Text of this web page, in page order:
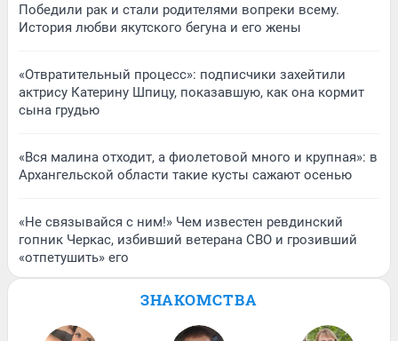
Победили рак и стали родителями вопреки всему.
История любви якутского бегуна и его жены
«Отвратительный процесс»: подписчики захейтили
актрису Катерину Шпицу, показавшую, как она кормит
сына грудью
«Вся малина отходит, а фиолетовой много и крупная»: в
Архангельской области такие кусты сажают осенью
«Не связывайся с ним!» Чем известен ревдинский
гопник Черкас, избивший ветерана СВО и грозивший
«отпетушить» его
ЗНАКОМСТВА